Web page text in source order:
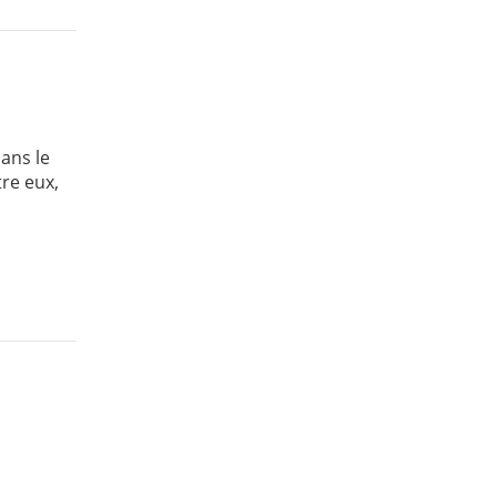
le
eux,